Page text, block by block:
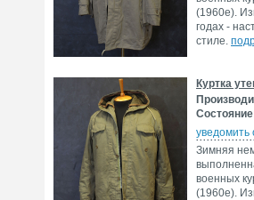
(1960е).
годах -
стиле.
Куртка
уведомить
Зимняя
военных
(1960е).